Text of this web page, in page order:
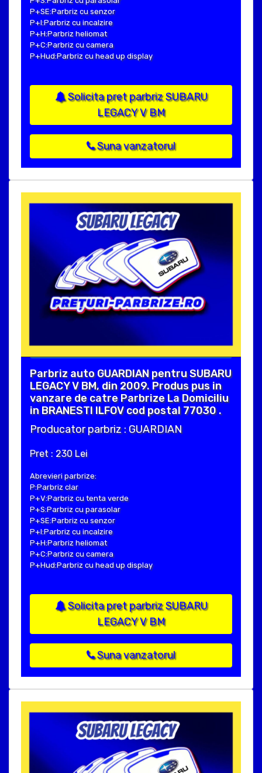
P+SE:Parbriz cu senzor
P+I:Parbriz cu incalzire
P+H:Parbriz heliomat
P+C:Parbriz cu camera
P+Hud:Parbriz cu head up display
Solicita pret parbriz SUBARU
LEGACY V BM
Suna vanzatorul
Parbriz auto GUARDIAN pentru SUBARU
LEGACY V BM, din 2009. Produs pus in
vanzare de catre Parbrize La Domiciliu
in BRANESTI ILFOV cod postal 77030 .
Producator parbriz : GUARDIAN
Pret : 230 Lei
Abrevieri parbrize:
P:Parbriz clar
P+V:Parbriz cu tenta verde
P+S:Parbriz cu parasolar
P+SE:Parbriz cu senzor
P+I:Parbriz cu incalzire
P+H:Parbriz heliomat
P+C:Parbriz cu camera
P+Hud:Parbriz cu head up display
Solicita pret parbriz SUBARU
LEGACY V BM
Suna vanzatorul